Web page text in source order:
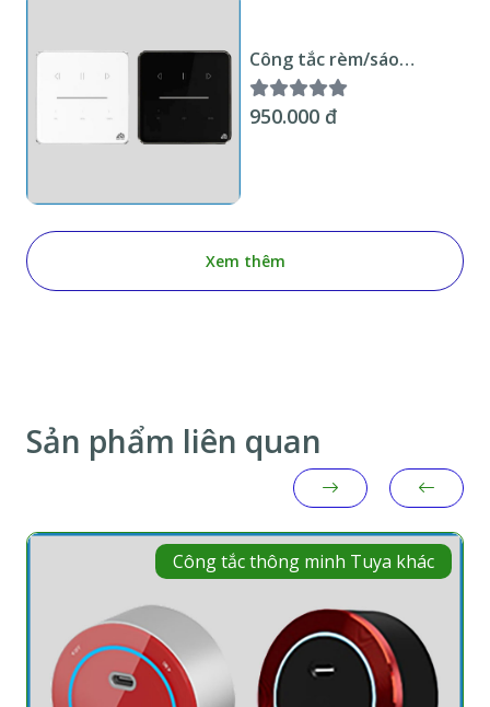
Công tắc rèm/sáo
thông minh Zigbee KNX
Smart Home Mặt kính
trắng hoặc đen không
950.000 đ
Xem thêm
Sản phẩm liên quan
Công tắc thông minh Tuya khác